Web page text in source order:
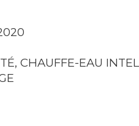
CHAUFFE-EAU